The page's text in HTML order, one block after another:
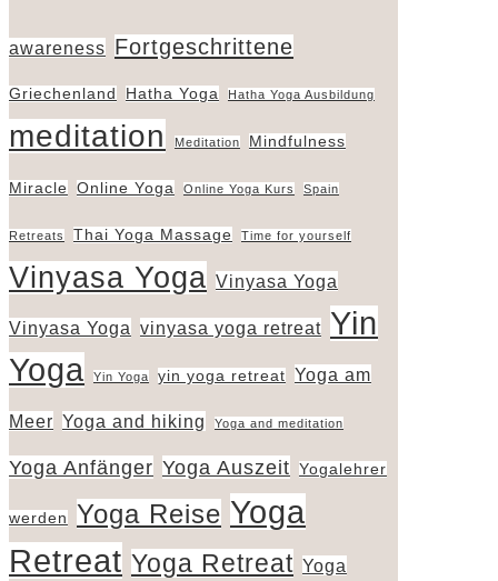
awareness Fortgeschrittene
Griechenland Hatha Yoga Hatha Yoga Ausbildung
meditation Meditation Mindfulness
Miracle Online Yoga Online Yoga Kurs Spain
Retreats Thai Yoga Massage Time for yourself
Vinyasa Yoga Vinyasa Yoga
Vinyasa Yoga vinyasa yoga retreat Yin
Yoga
Yin Yoga yin yoga retreat Yoga am
Meer Yoga and hiking Yoga and meditation
Yoga Anfänger Yoga Auszeit Yogalehrer
werden Yoga Reise Yoga
Retreat Yoga Retreat Yoga